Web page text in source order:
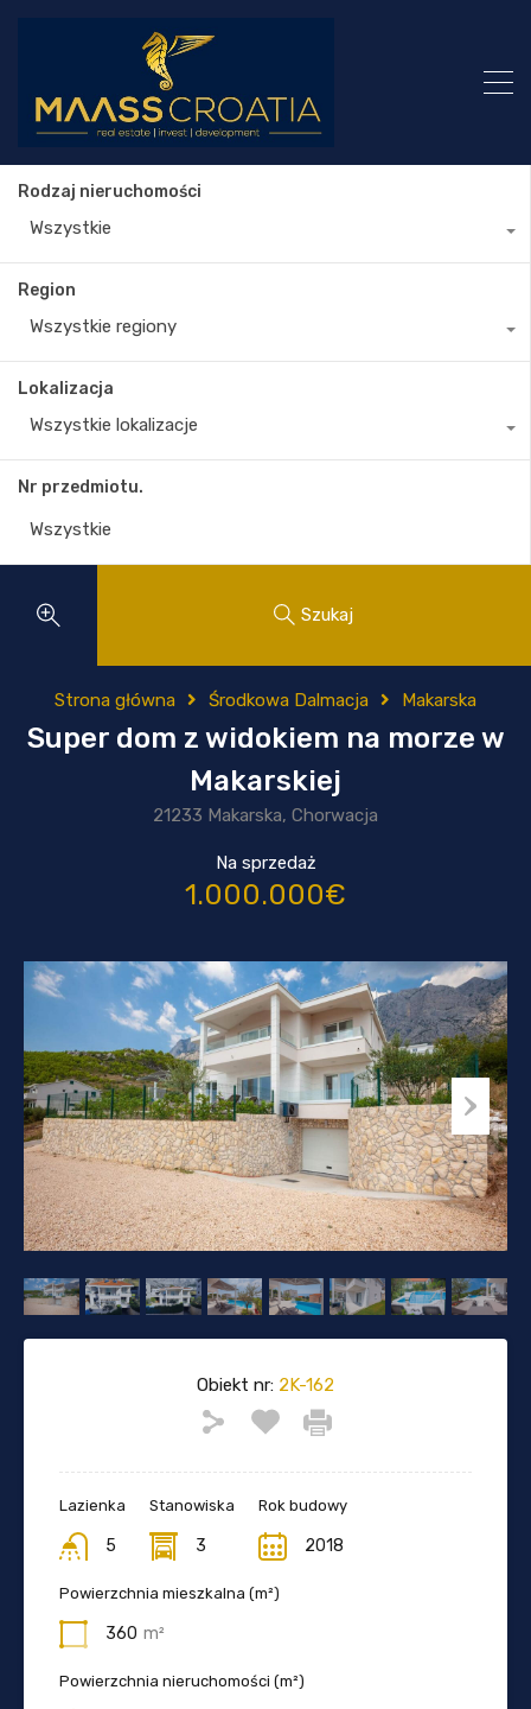
Rodzaj nieruchomości
Wszystkie
Region
Wszystkie regiony
Lokalizacja
Wszystkie lokalizacje
Nr przedmiotu.
Szukaj
Strona główna Środkowa Dalmacja Makarska
Super dom z widokiem na morze w
Makarskiej
21233 Makarska, Chorwacja
Na sprzedaż
1.000.000€
Obiekt nr: 2K-162
Lazienka
5
Stanowiska
3
Rok budowy
2018
Powierzchnia mieszkalna (m²)
360 m²
Powierzchnia nieruchomości (m²)